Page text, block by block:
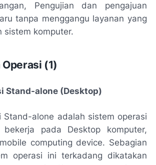
Pengujian dan pengajuan
tanpa menggangu layanan yang
sistem komputer.
(1)
Stand-alone (Desktop)
Stand-alone adalah sistem operasi
bekerja pada Desktop komputer,
computing device. Sebagian
operasi ini terkadang dikatakan